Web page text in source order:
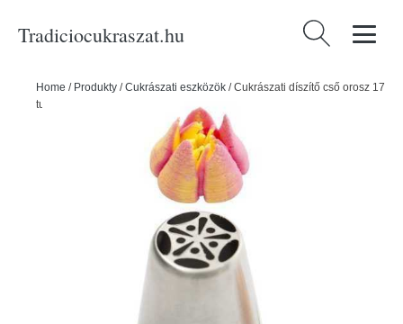
Tradiciocukraszat.hu Keresés:
Home / Produkty /Cukrászati eszközök /Cukrászati díszítő cső orosz 17
tulipán - Decora